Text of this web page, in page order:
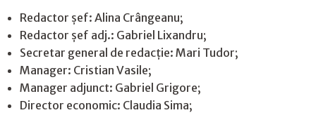
Redactor șef: Alina Crângeanu;
Redactor șef adj.: Gabriel Lixandru;
Secretar general de redacție: Mari Tudor;
Manager: Cristian Vasile;
Manager adjunct: Gabriel Grigore;
Director economic: Claudia Sima;